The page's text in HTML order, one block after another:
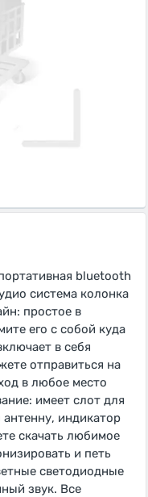
bluetooth
система колонка
простое в
его с собой куда
в себя
отправиться на
в любое место
имеет слот для
индикатор
скачать любимое
и петь
светодиодные
звук. Все